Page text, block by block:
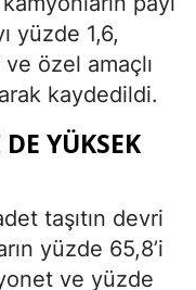
yüzde 1,6,
özel amaçlı
kaydedildi.
YÜKSEK
taşıtın devri
yüzde 65,8’i
ve yüzde